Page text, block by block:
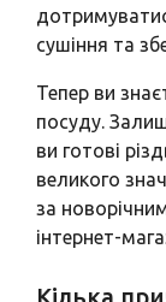
сушіння та
Тепер ви
посуду.
ви готові
великого
за
інтернет-
Кілька